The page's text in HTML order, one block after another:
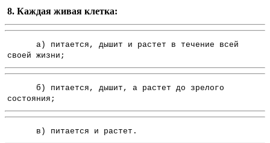
8. Каждая живая клетка:
а) питается, дышит и растет в течение всей
своей жизни;
б) питается, дышит, а растет до зрелого
состояния;
в) питается и растет.